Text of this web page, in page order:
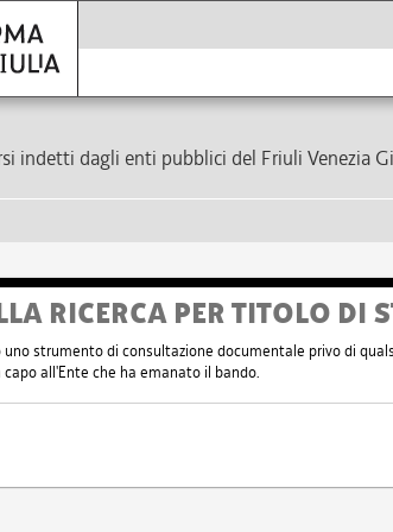
indetti dagli enti pubblici del Friuli Venezia
RICERCA PER TITOLO DI
strumento di consultazione documentale privo di
all'Ente che ha emanato il bando.